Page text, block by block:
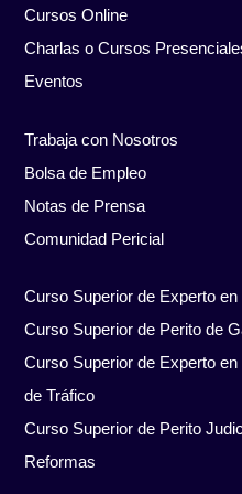
Cursos Online
Charlas o Cursos
Eventos
Trabaja con Nosotros
Bolsa de Empleo
Notas de Prensa
Comunidad Pericial
Curso Superior de Experto
Curso Superior de Perito de
Curso Superior de Experto
de Tráfico
Curso Superior de Perito
Reformas